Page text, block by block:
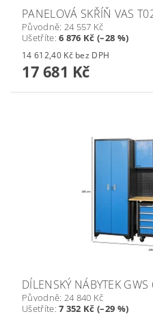
PANELOVÁ SKŘÍŇ VAS
Původně: 24 557 Kč
Ušetříte:6 876 Kč (–28 %)
14 612,40 Kč bez DPH
17 681 Kč
DÍLENSKÝ NÁBYTEK
Původně: 24 840 Kč
Ušetříte:7 352 Kč (–29 %)